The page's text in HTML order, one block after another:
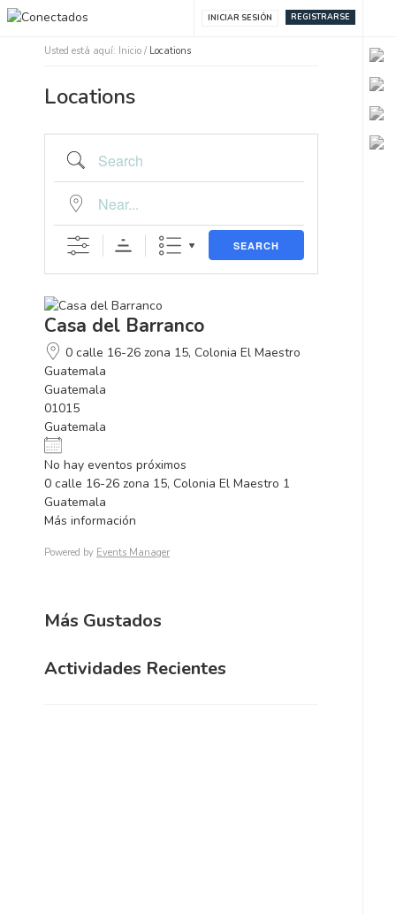
REGISTRARSE
INICIAR SESIÓN
Usted está aquí: Inicio / Locations
Locations
Search
Near...
SEARCH
Casa del Barranco
0 calle 16-26 zona 15, Colonia El Maestro
Guatemala
Guatemala
01015
Guatemala
No hay eventos próximos
0 calle 16-26 zona 15, Colonia El Maestro 1
Guatemala
Más información
Powered by Events Manager
Más Gustados
Actividades Recientes